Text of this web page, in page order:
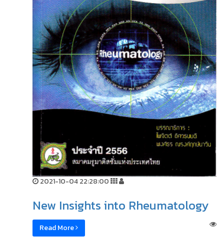
2021-10-04 22:28:00
New Insights into Rheumatology
Read More